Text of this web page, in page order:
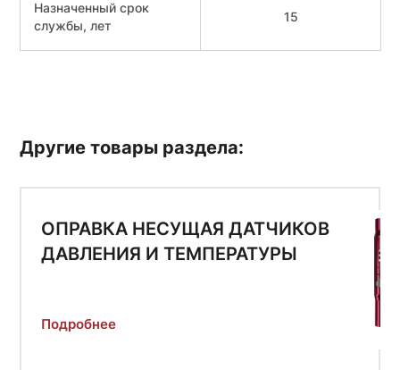
Назначенный срок
службы, лет
15
Другие товары раздела:
ОПРАВКА НЕСУЩАЯ ДАТЧИКОВ
ДАВЛЕНИЯ И ТЕМПЕРАТУРЫ
Подробнее